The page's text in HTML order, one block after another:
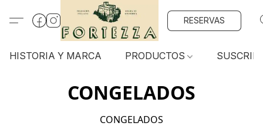
RESERVAS
HISTORIA Y MARCA PRODUCTOS
CONGELADOS
CONGELADOS